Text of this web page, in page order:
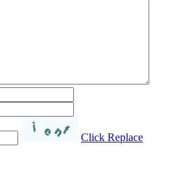
Click Replace